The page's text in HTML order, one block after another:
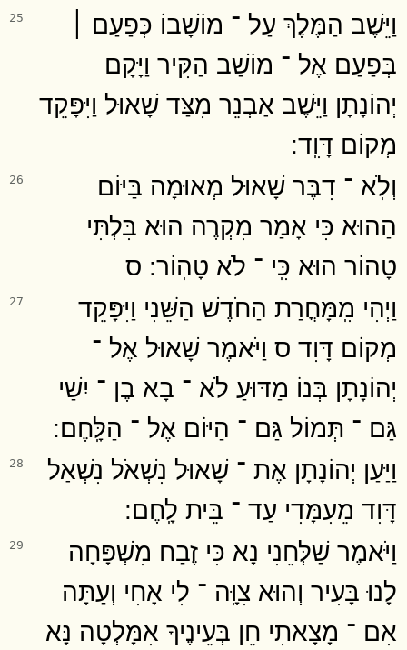
25
וַיֵּשֶׁב הַמֶּלֶךְ עַל ־ מוֹשָׁבוֹ כְּפַעַם ׀
בְּפַעַם אֶל ־ מוֹשַׁב הַקִּיר וַיָּקָם
יְהוֹנָתָן וַיֵּשֶׁב אַבְנֵר מִצַּד שָׁאוּל וַיִּפָּקֵד
מְקוֹם דָּוִֽד ׃
26
וְלֹֽא ־ דִבֶּר שָׁאוּל מְאוּמָה בַּיּוֹם
הַהוּא כִּי אָמַר מִקְרֶה הוּא בִּלְתִּי
טָהוֹר הוּא כִּֽי ־ לֹא טָהֽוֹר ׃ ס
27
וַיְהִי מִֽמָּחֳרַת הַחֹדֶשׁ הַשֵּׁנִי וַיִּפָּקֵד
מְקוֹם דָּוִד ס וַיֹּאמֶר שָׁאוּל אֶל ־
יְהוֹנָתָן בְּנוֹ מַדּוּעַ לֹא ־ בָא בֶן ־ יִשַׁי
גַּם ־ תְּמוֹל גַּם ־ הַיּוֹם אֶל ־ הַלָּֽחֶם ׃
28
וַיַּעַן יְהוֹנָתָן אֶת ־ שָׁאוּל נִשְׁאֹל נִשְׁאַל
דָּוִד מֵעִמָּדִי עַד ־ בֵּית לָֽחֶם ׃
29
וַיֹּאמֶר שַׁלְּחֵנִי נָא כִּי זֶבַח מִשְׁפָּחָה
לָנוּ בָּעִיר וְהוּא צִוָּֽה ־ לִי אָחִי וְעַתָּה
אִם ־ מָצָאתִי חֵן בְּעֵינֶיךָ אִמָּלְטָה נָּא